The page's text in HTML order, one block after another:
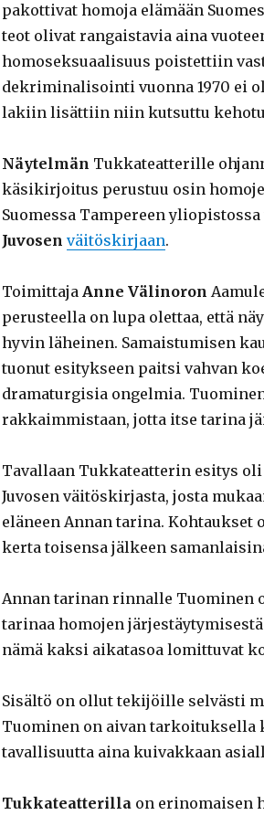
pakottivat homoja elämään
teot olivat rangaistavia aina
homoseksuaalisuus poistettiin
dekriminalisointi vuonna 1970 ei
lakiin lisättiin niin kutsuttu
Näytelmän Tukkateatterille
käsikirjoitus perustuu osin
Suomessa Tampereen
Juvosen väitöskirjaan.
Toimittaja Anne Välinoron
perusteella on lupa olettaa, että
hyvin läheinen. Samaistumisen
tuonut esitykseen paitsi vahvan
dramaturgisia ongelmia.
rakkaimmistaan, jotta itse tarina
Tavallaan Tukkateatterin esitys
Juvosen väitöskirjasta, josta
eläneen Annan tarina.
kerta toisensa jälkeen
Annan tarinan rinnalle Tuominen
tarinaa homojen
nämä kaksi aikatasoa lomittuvat
Sisältö on ollut tekijöille selvästi
Tuominen on aivan tarkoituksella
tavallisuutta aina kuivakkaan
Tukkateatterillaon erinomaisen